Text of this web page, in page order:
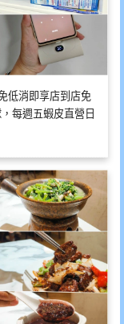
低消即享店到店免
每週五蝦皮直營日